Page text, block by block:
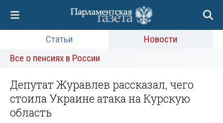
Статьи
Новости
Все о пенсиях в России
Депутат Журавлев рассказал, чего
стоила Украине атака на Курскую
область